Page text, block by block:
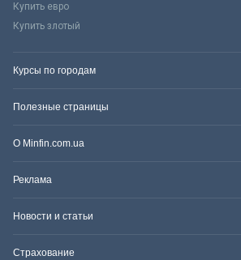
Купить евро
Купить злотый
Курсы по городам
Полезные страницы
О Minfin.com.ua
Реклама
Новости и статьи
Страхование